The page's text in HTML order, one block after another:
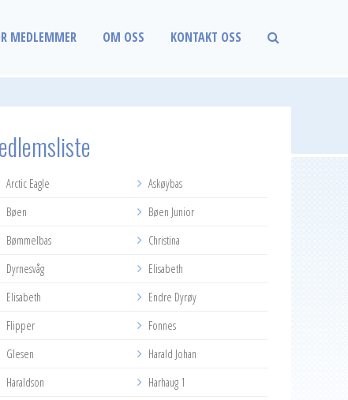
MEDLEMMER OM OSS KONTAKT OSS
Arctic Eagle
Askøybas
Bøen
Bøen Junior
Bømmelbas
Christina
Dyrnesvåg
Elisabeth
Elisabeth
Endre Dyrøy
Flipper
Fonnes
Glesen
Harald Johan
Haraldson
Harhaug 1